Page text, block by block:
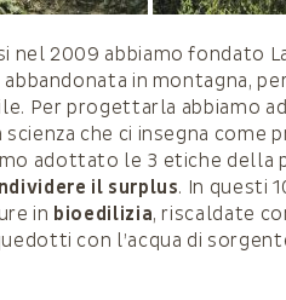
nel 2009 abbiamo fondato
in montagna,
Per progettarla abbiamo
scienza che ci insegna
adottato le 3 etiche della
il surplus. In questi
in bioedilizia, riscaldate
con l’acqua di